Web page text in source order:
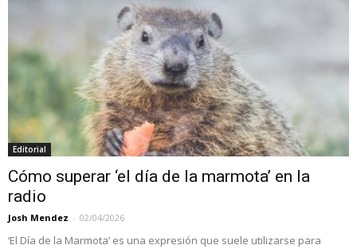
Editorial
Cómo superar ‘el día de la marmota’ en la
radio
Josh Mendez - 02/04/2026
‘El Día de la Marmota’ es una expresión que suele utilizarse para